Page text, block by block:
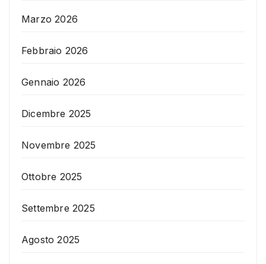
Marzo 2026
Febbraio 2026
Gennaio 2026
Dicembre 2025
Novembre 2025
Ottobre 2025
Settembre 2025
Agosto 2025